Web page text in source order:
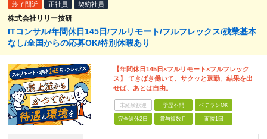
終了間近 正社員 契約社員
株式会社リリー技研
ITコンサル/年間休日145日/フルリモート/フルフレックス/残業基本
なし/全国からの応募OK/特別休暇あり
【年間休日145日×フルリモート×フルフレック
ス】 てきぱき働いて、サクッと退勤。結果を出
せば、あとは自由。
未経験歓迎 学歴不問 ベテランOK
完全週休2日 賞与複数月 面接1回